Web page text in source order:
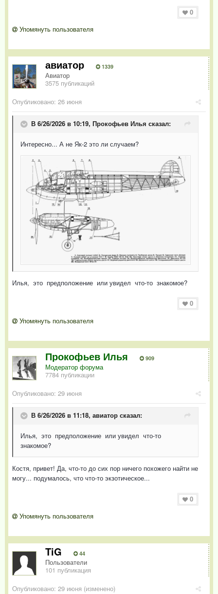
0
Упомянуть пользователя
авиатор 1339
Авиатор
3575 публикаций
Опубликовано: 26 июня
В 6/26/2026 в 10:19, Прокофьев Илья сказал:
Интересно... А не Як-2 это ли случаем?
Илья, это предположение или увидел что-то знакомое?
0
Упомянуть пользователя
Прокофьев Илья 909
Модератор форума
7784 публикации
Опубликовано: 29 июня
В 6/26/2026 в 11:18, авиатор сказал:
Илья, это предположение или увидел что-то
знакомое?
Костя, привет! Да, что-то до сих пор ничего похожего найти не
могу... подумалось, что что-то экзотическое...
0
Упомянуть пользователя
TiG 44
Пользователи
101 публикация
Опубликовано: 29 июня (изменено)